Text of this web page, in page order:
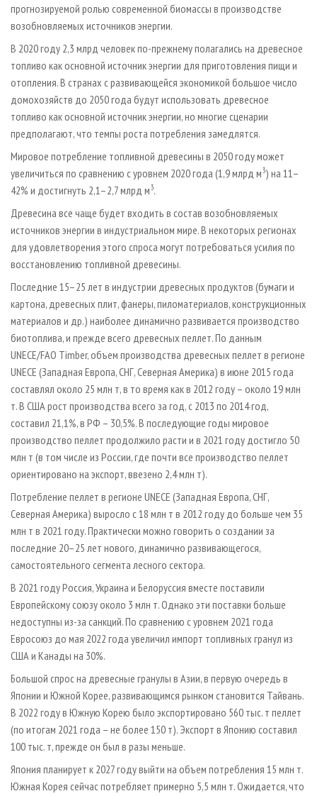
прогнозируемой ролью современной биомассы в производстве
возобновляемых источников энергии.
В 2020 году 2,3 млрд человек по-прежнему полагались на древесное
топливо как основной источник энергии для приготовления пищи и
отопления. В странах с развивающейся экономикой большое число
домохозяйств до 2050 года будут использовать древесное
топливо как основной источник энергии, но многие сценарии
предполагают, что темпы роста потребления замедлятся.
Мировое потребление топливной древесины в 2050 году может
увеличиться по сравнению с уровнем 2020 года (1,9 млрд м3) на 11–
42% и достигнуть 2,1–2,7 млрд м3.
Древесина все чаще будет входить в состав возобновляемых
источников энергии в индустриальном мире. В некоторых регионах
для удовлетворения этого спроса могут потребоваться усилия по
восстановлению топливной древесины.
Последние 15–25 лет в индустрии древесных продуктов (бумаги и
картона, древесных плит, фанеры, пиломатериалов, конструкционных
материалов и др.) наиболее динамично развивается производство
биотоплива, и прежде всего древесных пеллет. По данным
UNECE/FAO Timber, объем производства древесных пеллет в регионе
UNECE (Западная Европа, СНГ, Северная Америка) в июне 2015 года
составлял около 25 млн т, в то время как в 2012 году – около 19 млн
т. В США рост производства всего за год, с 2013 по 2014 год,
составил 21,1%, в РФ – 30,5%. В последующие годы мировое
производство пеллет продолжило расти и в 2021 году достигло 50
млн т (в том числе из России, где почти все производство пеллет
ориентировано на экспорт, ввезено 2,4 млн т).
Потребление пеллет в регионе UNECE (Западная Европа, СНГ,
Северная Америка) выросло с 18 млн т в 2012 году до больше чем 35
млн т в 2021 году. Практически можно говорить о создании за
последние 20–25 лет нового, динамично развивающегося,
самостоятельного сегмента лесного сектора.
В 2021 году Россия, Украина и Белоруссия вместе поставили
Европейскому союзу около 3 млн т. Однако эти поставки больше
недоступны из-за санкций. По сравнению с уровнем 2021 года
Евросоюз до мая 2022 года увеличил импорт топливных гранул из
США и Канады на 30%.
Большой спрос на древесные гранулы в Азии, в первую очередь в
Японии и Южной Корее, развивающимся рынком становится Тайвань.
В 2022 году в Южную Корею было экспортировано 560 тыс. т пеллет
(по итогам 2021 года – не более 150 т). Экспорт в Японию составил
100 тыс. т, прежде он был в разы меньше.
Япония планирует к 2027 году выйти на объем потребления 15 млн т.
Южная Корея сейчас потребляет примерно 5,5 млн т. Ожидается, что